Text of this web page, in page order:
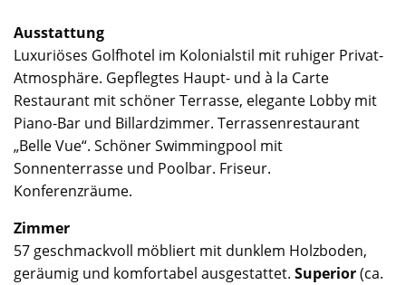
Ausstattung
Luxuriöses Golfhotel im Kolonialstil mit ruhiger Privat-
Atmosphäre. Gepflegtes Haupt- und à la Carte
Restaurant mit schöner Terrasse, elegante Lobby mit
Piano-Bar und Billardzimmer. Terrassenrestaurant
„Belle Vue“. Schöner Swimmingpool mit
Sonnenterrasse und Poolbar. Friseur.
Konferenzräume.
Zimmer
57 geschmackvoll möbliert mit dunklem Holzboden,
geräumig und komfortabel ausgestattet.Superior(ca.